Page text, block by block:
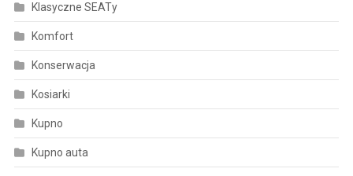
Klasyczne SEATy
Komfort
Konserwacja
Kosiarki
Kupno
Kupno auta